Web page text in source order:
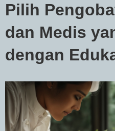
Pilih
dan Medis
dengan